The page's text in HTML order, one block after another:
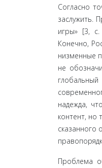
Согласно
заслужить.
игры» [3, с.
Конечно,
низменные
не
надежда,
контент, но
сказанного
Проблема